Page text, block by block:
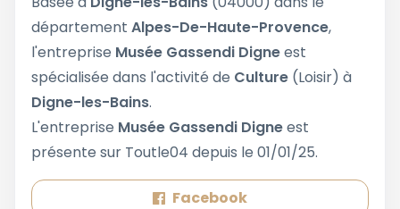
département Alpes-De-Haute-Provence,
l'entreprise Musée Gassendi Digneest
spécialisée dans l'activité de Culture (Loisir) à
Digne-les-Bains.
L'entreprise Musée Gassendi Digneest
présente sur Toutle04 depuis le 01/01/25.
Facebook